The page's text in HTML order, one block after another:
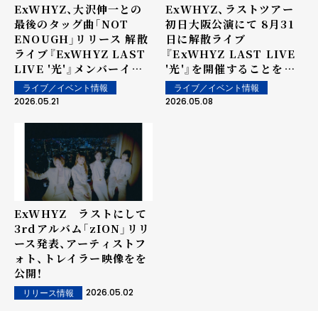
ExWHYZ、大沢伸一との
最後のタッグ曲「NOT
ENOUGH」リリース 解散
ライブ『ExWHYZ LAST
LIVE '光'』メンバーイン
タビュー動画公開
ライブ／イベント情報
2026.05.21
ExWHYZ、ラストツアー
初日大阪公演にて 8月31
日に解散ライブ
『ExWHYZ LAST LIVE
'光'』を開催することを発
表ライブ／イベント情報
2026.05.08
ExWHYZ ラストにして
3rdアルバム「zION」リリ
ース発表、アーティストフ
ォト、トレイラー映像をを
公開！
リリース情報 2026.05.02